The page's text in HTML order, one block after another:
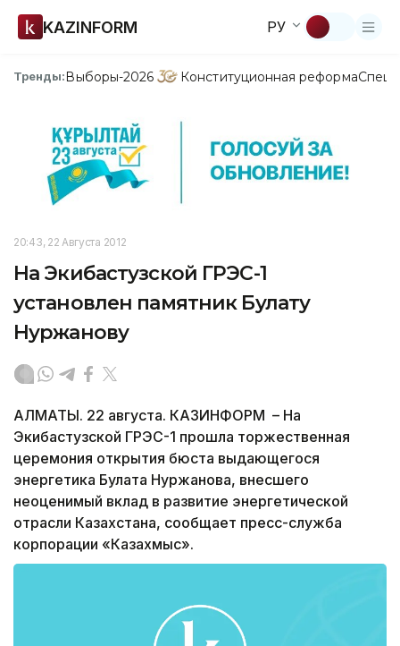
KAZINFORM РУ
Тренды:Выборы-2026 Конституционная реформа
20:43, 22 Августа 2012
На Экибастузской ГРЭС-1
установлен памятник Булату
Нуржанову
АЛМАТЫ. 22 августа. КАЗИНФОРМ – На
Экибастузской ГРЭС-1 прошла торжественная
церемония открытия бюста выдающегося
энергетика Булата Нуржанова, внесшего
неоценимый вклад в развитие энергетической
отрасли Казахстана, сообщает пресс-служба
корпорации «Казахмыс».